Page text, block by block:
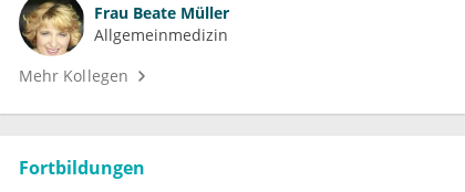
Frau Beate Müller
Allgemeinmedizin
Mehr Kollegen
Fortbildungen